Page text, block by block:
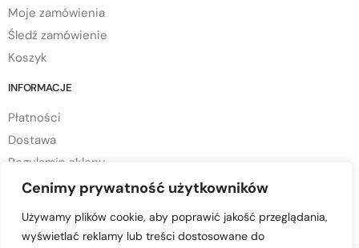
Cenimy prywatność użytkowników
Używamy plików cookie, aby poprawić jakość przeglądania,
wyświetlać reklamy lub treści dostosowane do
Moje zamówienia
Śledź zamówienie
Koszyk
INFORMACJE
Płatności
Dostawa
Regulamin sklepu
Polityka prywatności